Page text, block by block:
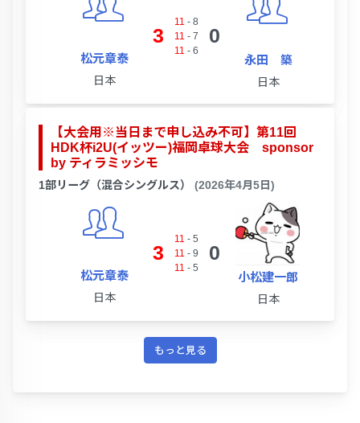
松元章泰
日本
3
11 - 8
11 - 7
11 - 6
0
永田 築
日本
【大会用※当日まで申し込み不可】第11回
HDK杯i2U(イッツー)福岡卓球大会 sponsor
by ティラミッシモ
1部リーグ（混合シングルス） (2026年4月5日)
松元章泰
日本
3
11 - 5
11 - 9
11 - 5
0
小松建一郎
日本
もっと見る